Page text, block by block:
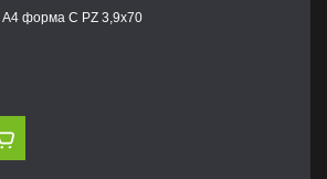
форма С PZ 3,9х70